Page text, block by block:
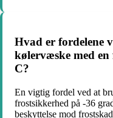
Hvad er fordelene
kølervæske med
C?
En vigtig fordel ved at
frostsikkerhed på -36
beskyttelse mod